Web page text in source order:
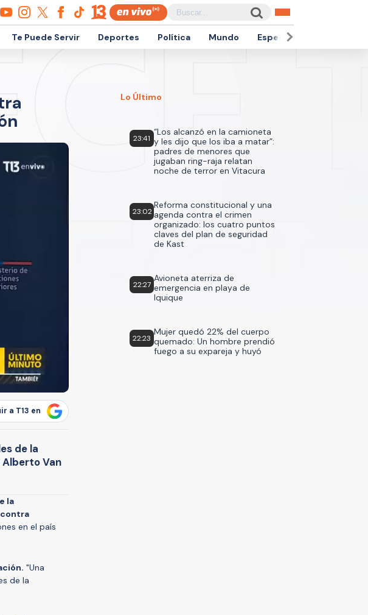
Te Puede Servir Deportes Política Mundo Espectáculos
a T13 en
de la
Alberto Van
la
contra
en el país
"Una
de la
Lo Último
23:41
“Los alcanzó en la camioneta
y les dijo que los iba a matar”:
padres de menores que
jugaban ring-raja relatan
noche de terror en Vitacura
23:02
Reforma constitucional y una
agenda contra el crimen
organizado: los cuatro puntos
claves del plan de seguridad
de Kast
22:27
Avioneta aterriza de
emergencia en playa de
Iquique
22:23
Mujer quedó 22% del cuerpo
quemado: Un hombre prendió
fuego a su expareja y huyó